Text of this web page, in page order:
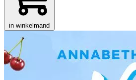
in winkelmand